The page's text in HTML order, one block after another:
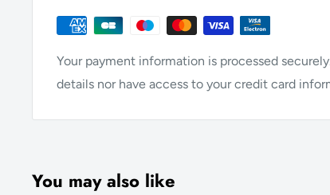
Your payment information is processed
details nor have access to your credit card
You may also like